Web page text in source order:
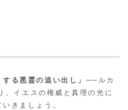
する悪霊の追い出し」 ──ルカ
イエスの権威と真理の光に
きましょう。